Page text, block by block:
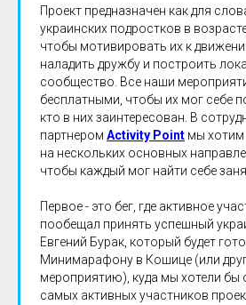
Проект предназначен как для
украинских подростков в
чтобы мотивировать их к
наладить дружбу и построить
сообщество. Все наши
бесплатными, чтобы их мог себе
кто в них заинтересован. В
партнером Activity Point мы хотим
на нескольких основных
чтобы каждый мог найти себе
Первое - это бег, где активное
пообещал принять успешный
Евгений Бурак, который будет
Минимарафону в Кошице (или
мероприятию), куда мы хотели бы
самых активных участников